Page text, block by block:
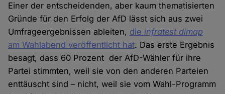
Einer der entscheidenden, aber kaum thematisierten
Gründe für den Erfolg der AfD lässt sich aus zwei
Umfrageergebnissen ableiten, dieinfratest dimap
am Wahlabend veröffentlicht hat. Das erste Ergebnis
besagt, dass 60 Prozent der AfD-Wähler für ihre
Partei stimmten, weil sie von den anderen Parteien
enttäuscht sind – nicht, weil sie vom Wahl-Programm